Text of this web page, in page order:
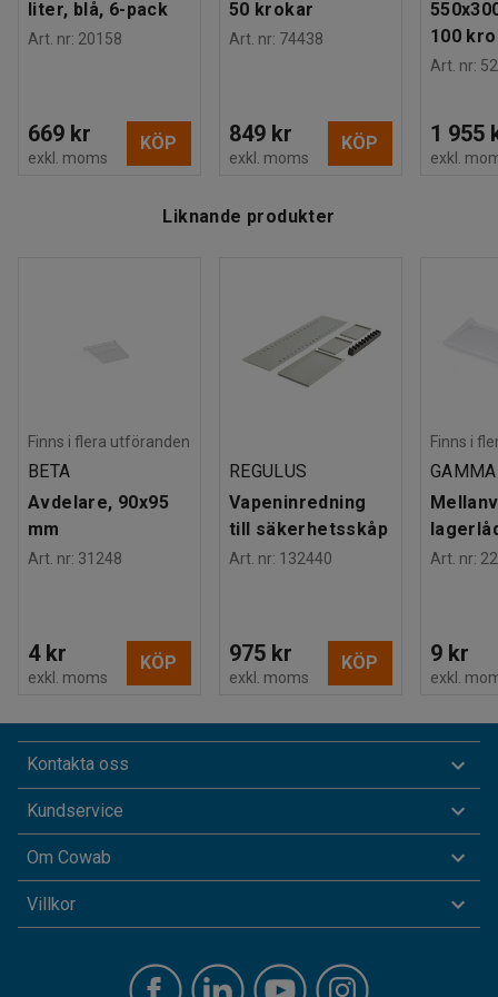
liter, blå, 6-pack
Art. nr: 20158
669 kr
exkl. moms
KÖP
50 krokar
Art. nr: 74438
849 kr
exkl. moms
KÖP
100
Art. nr:
1 955
exkl.
Liknande produkter
Finns i flera utföranden
BETA
Avdelare, 90x95
mm
Art. nr: 31248
4 kr
exkl. moms
KÖP
REGULUS
Vapeninredning
till säkerhetsskåp
Art. nr: 132440
975 kr
exkl. moms
KÖP
Finns i
GAMMA
Art. nr:
9 kr
exkl.
Kontakta oss
Kundservice
Om Cowab
Villkor